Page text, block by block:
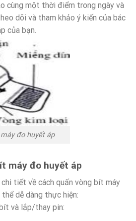
cùng một thời điểm trong ngày và
dõi và tham khảo ý kiến của bác
của bạn.
đo huyết áp
máy đo huyết áp
tiết về cách quấn vòng bít máy
dễ dàng thực hiện:
và lắp/thay pin: